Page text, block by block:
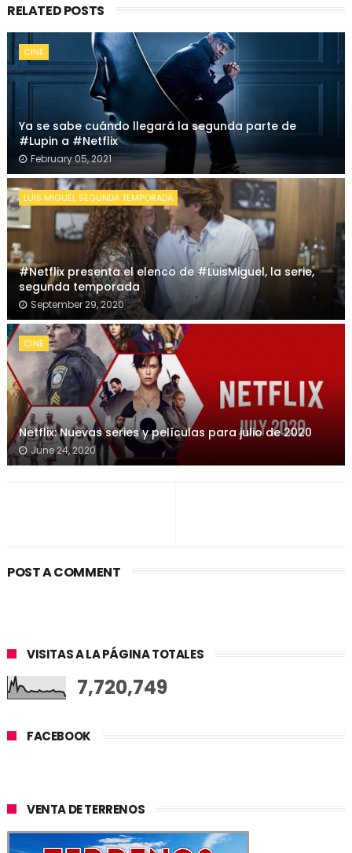
RELATED POSTS
CINE
Ya se sabe cuándo llegará la segunda parte de
#Lupin a #Netflix
February 05, 2021
LUIS MIGUEL SEGUNDA TEMPORADA
#Netflix presenta el elenco de #LuisMiguel, la serie,
segunda temporada
September 29, 2020
CINE
Netflix: Nuevas series y películas para julio de 2020
June 24, 2020
POST A COMMENT
VISITAS A LA PÁGINA TOTALES
7,720,749
FACEBOOK
VENTA DE TERRENOS